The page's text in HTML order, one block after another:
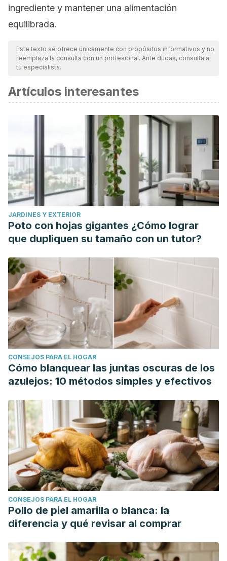
ingrediente y mantener una alimentación
equilibrada.
Este texto se ofrece únicamente con propósitos informativos y no
reemplaza la consulta con un profesional. Ante dudas, consulta a
tu especialista.
Artículos interesantes
JARDINES Y EXTERIOR
Poto con hojas gigantes ¿Cómo lograr
que dupliquen su tamaño con un tutor?
CONSEJOS PARA EL HOGAR
Cómo blanquear las juntas oscuras de los
azulejos: 10 métodos simples y efectivos
CONSEJOS PARA EL HOGAR
Pollo de piel amarilla o blanca: la
diferencia y qué revisar al comprar